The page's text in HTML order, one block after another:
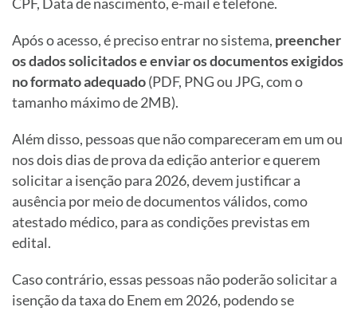
Após o acesso, é preciso entrar no sistema, preencher
os dados solicitados eenviar os documentos exigidos
no formato adequado(PDF, PNG ou JPG, com o
tamanho máximo de 2MB).
Além disso, pessoas que não compareceram em um ou
nos dois dias de prova da edição anterior e querem
solicitar a isenção para 2026, devem justificar a
ausência por meio de documentos válidos, como
atestado médico, para as condições previstas em
edital.
Caso contrário, essas pessoas não poderão solicitar a
isenção da taxa do Enem em 2026, podendo se